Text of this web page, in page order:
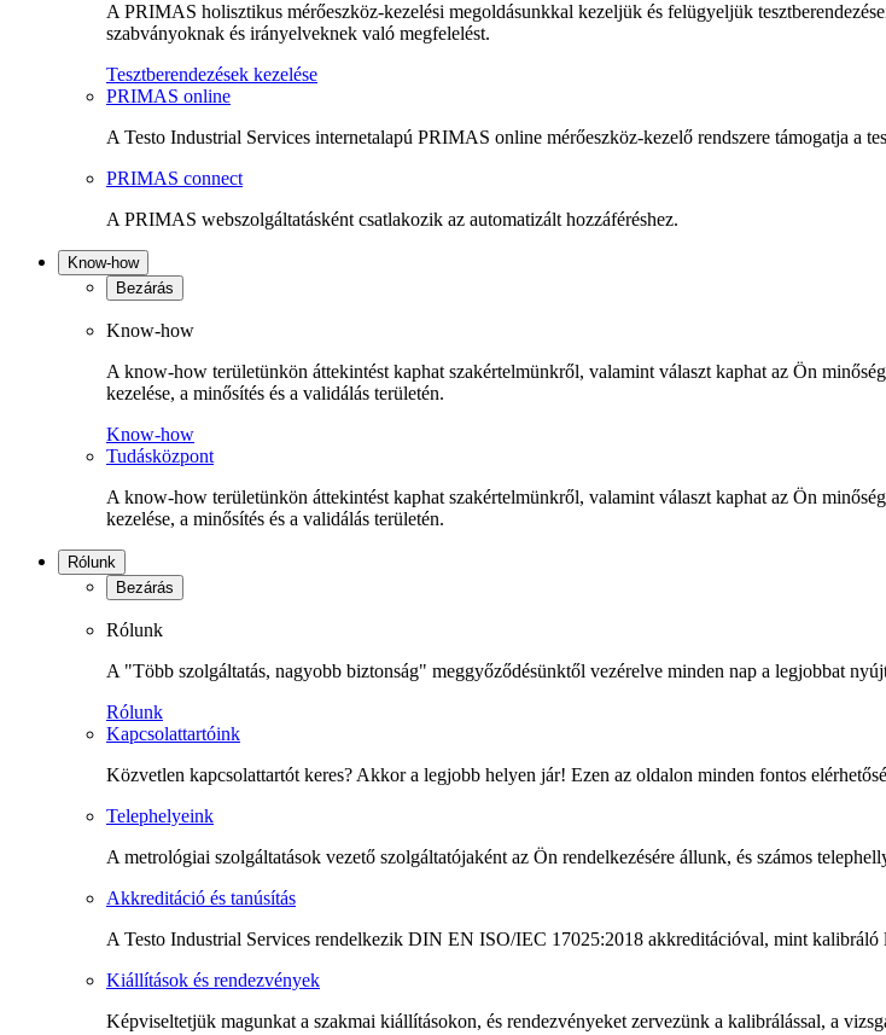
A PRIMAS holisztikus mérőeszköz-kezelési megoldásunkkal kezeljük és felügyeljük
szabványoknak és irányelveknek való megfelelést.
Tesztberendezések kezelése
PRIMAS online
A Testo Industrial Services internetalapú PRIMAS online mérőeszköz-kezelő rendszere támogatja a
PRIMAS connect
A PRIMAS webszolgáltatásként csatlakozik az automatizált hozzáféréshez.
Know-how
Bezárás
Know-how
A know-how területünkön áttekintést kaphat szakértelmünkről, valamint választ kaphat az Ön
kezelése, a minősítés és a validálás területén.
Know-how
Tudásközpont
A know-how területünkön áttekintést kaphat szakértelmünkről, valamint választ kaphat az Ön
kezelése, a minősítés és a validálás területén.
Rólunk
Bezárás
Rólunk
A "Több szolgáltatás, nagyobb biztonság" meggyőződésünktől vezérelve minden nap a legjobbat
Rólunk
Kapcsolattartóink
Közvetlen kapcsolattartót keres? Akkor a legjobb helyen jár! Ezen az oldalon minden fontos
Telephelyeink
A metrológiai szolgáltatások vezető szolgáltatójaként az Ön rendelkezésére állunk, és számos
Akkreditáció és tanúsítás
A Testo Industrial Services rendelkezik DIN EN ISO/IEC 17025:2018 akkreditációval, mint kalibráló
Kiállítások és rendezvények
Képviseltetjük magunkat a szakmai kiállításokon, és rendezvényeket zervezünk a kalibrálással, a